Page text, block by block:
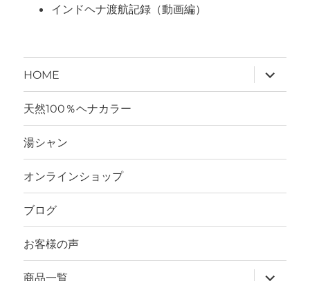
インドヘナ渡航記録（動画編）
HOME
ブ
メ
ー
開
天然100％ヘナカラー
湯シャン
オンラインショップ
ブログ
お客様の声
商品一覧